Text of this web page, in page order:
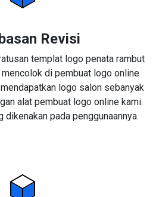
Revisi
templat logo penata rambut
mencolok di pembuat logo online
logo salon sebanyak
alat pembuat logo online kami.
dikenakan pada penggunaannya.